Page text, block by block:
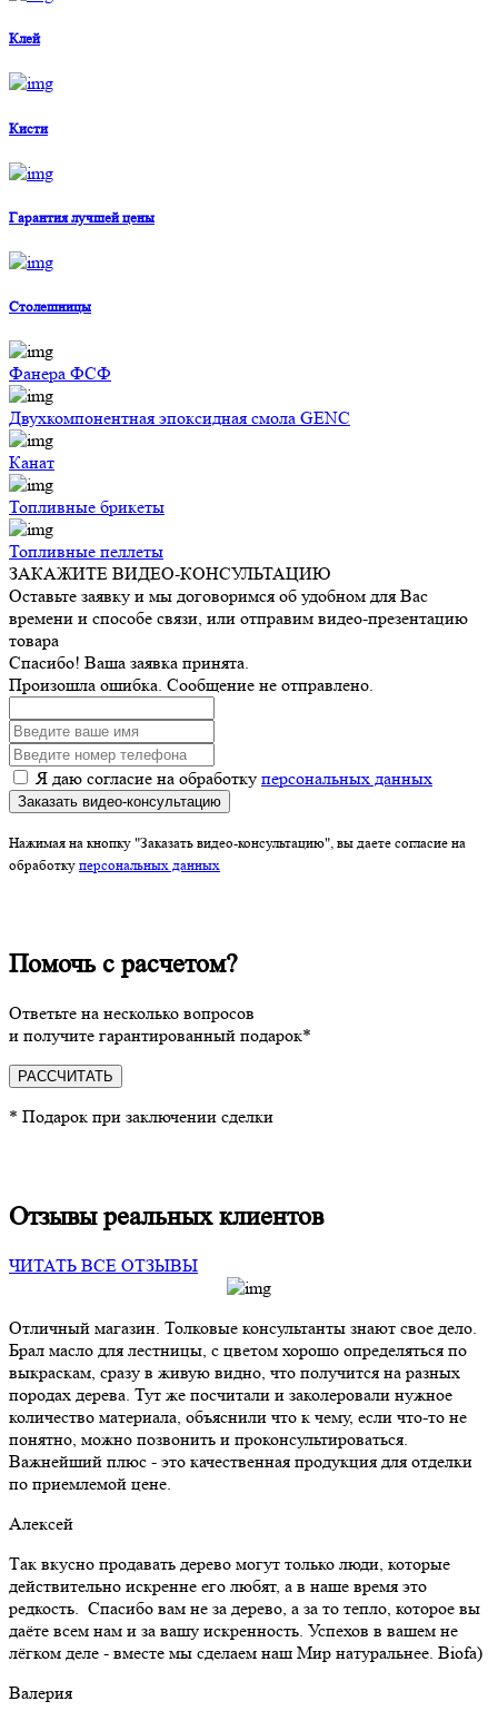
Клей
Кисти
Гарантия лучшей цены
Столешницы
Фанера ФСФ
Двухкомпонентная эпоксидная смола GENC
Канат
Топливные брикеты
Топливные пеллеты
ЗАКАЖИТЕ ВИДЕО-КОНСУЛЬТАЦИЮ
Оставьте заявку и мы договоримся об удобном для Вас
времени и способе связи, или отправим видео-презентацию
товара
Спасибо! Ваша заявка принята.
Произошла ошибка. Сообщение не отправлено.
Я даю согласие на обработку персональных данных
Заказать видео-консультацию
Нажимая на кнопку "Заказать видео-консультацию", вы даете согласие на
обработку персональных данных
Помочь с расчетом?
Ответьте на несколько вопросов
и получите гарантированный подарок*
РАССЧИТАТЬ
* Подарок при заключении сделки
Отзывы реальных клиентов
ЧИТАТЬ ВСЕ ОТЗЫВЫ
Отличный магазин. Толковые консультанты знают свое дело.
Брал масло для лестницы, с цветом хорошо определяться по
выкраскам, сразу в живую видно, что получится на разных
породах дерева. Тут же посчитали и заколеровали нужное
количество материала, объяснили что к чему, если что-то не
понятно, можно позвонить и проконсультироваться.
Важнейший плюс - это качественная продукция для отделки
по приемлемой цене.
Алексей
Так вкусно продавать дерево могут только люди, которые
действительно искренне его любят, а в наше время это
редкость. Спасибо вам не за дерево, а за то тепло, которое вы
даёте всем нам и за вашу искренность. Успехов в вашем не
лёгком деле - вместе мы сделаем наш Мир натуральнее. Biofa)
Валерия